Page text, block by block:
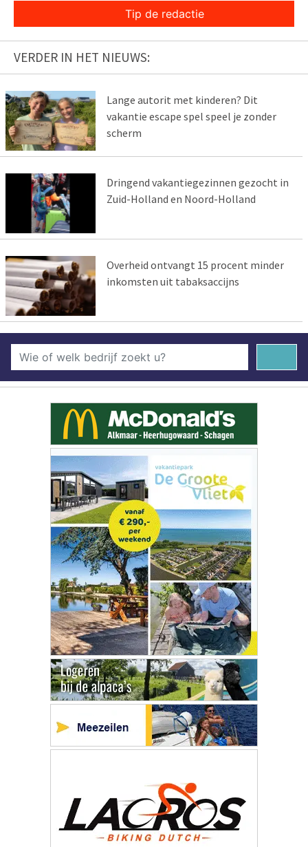
Tip de redactie
VERDER IN HET NIEUWS:
Lange autorit met kinderen? Dit
vakantie escape spel speel je zonder
scherm
Dringend vakantiegezinnen gezocht in
Zuid-Holland en Noord-Holland
Overheid ontvangt 15 procent minder
inkomsten uit tabaksaccijns